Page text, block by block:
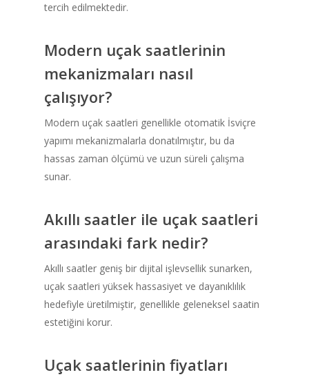
tercih edilmektedir.
Modern uçak saatlerinin
mekanizmaları nasıl
çalışıyor?
Modern uçak saatleri genellikle otomatik İsviçre
yapımı mekanizmalarla donatılmıştır, bu da
hassas zaman ölçümü ve uzun süreli çalışma
sunar.
Akıllı saatler ile uçak saatleri
arasındaki fark nedir?
Akıllı saatler geniş bir dijital işlevsellik sunarken,
uçak saatleri yüksek hassasiyet ve dayanıklılık
hedefiyle üretilmiştir, genellikle geleneksel saatin
estetiğini korur.
Uçak saatlerinin fiyatları